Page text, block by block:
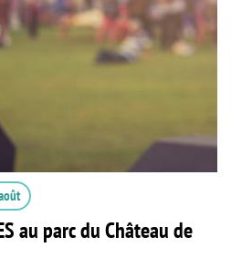
au parc du Château de